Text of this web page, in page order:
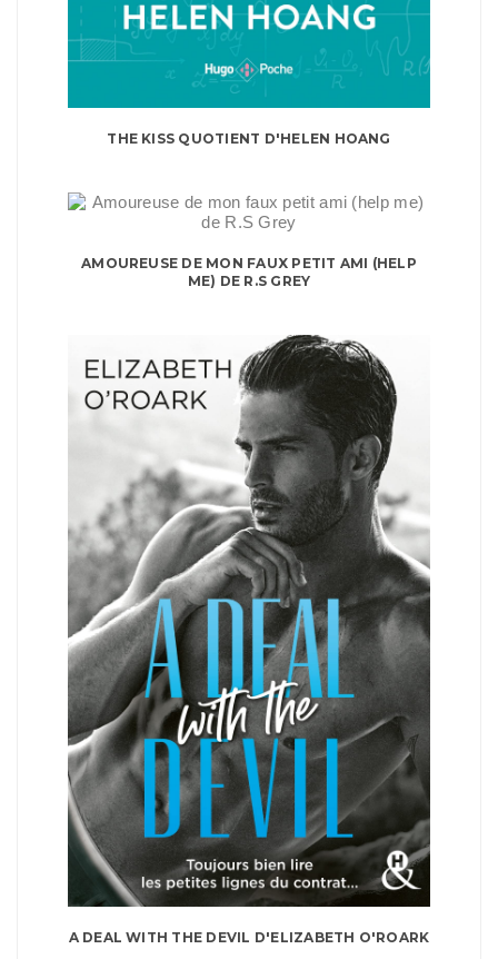
THE KISS QUOTIENT D'HELEN HOANG
AMOUREUSE DE MON FAUX PETIT AMI (HELP
ME) DE R.S GREY
A DEAL WITH THE DEVIL D'ELIZABETH O'ROARK